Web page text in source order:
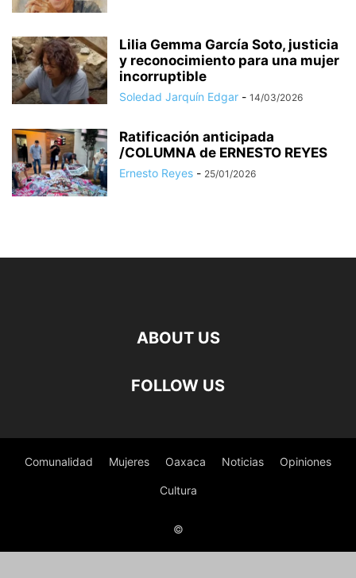
Lilia Gemma García Soto, justicia
y reconocimiento para una mujer
incorruptible
Soledad Jarquín Edgar - 14/03/2026
Ratificación anticipada
/COLUMNA de ERNESTO REYES
Ernesto Reyes - 25/01/2026
ABOUT US
FOLLOW US
Comunalidad Mujeres Oaxaca Noticias Opiniones
Cultura
©